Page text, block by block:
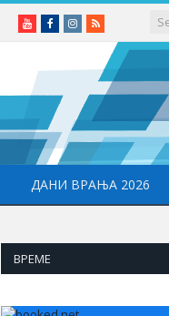
YoutubeFacebookInstagram
RSS
ДАНИ ВРАЊА 2026
ВРЕМЕ